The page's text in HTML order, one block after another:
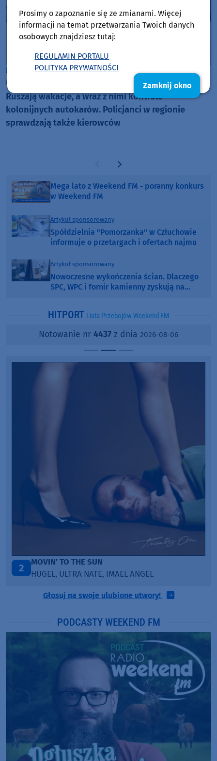
Powiat Starogardzki
niedziela, 28 czerwca 2026, 08:24
Ruszają wakacje, a wraz z nimi kontrole
kolonijnych autokarów. Policjanci w regionie
sprawdzają także kierowców
Poprzednia strona
Następna strona
Mega lato z Weekend FM - poranny konkurs
w Weekend FM
Artykuł sponsorowany
Spółdzielnia "Pomorzanka" w Człuchowie
informuje o przetargach i ofertach najmu
Artykuł sponsorowany
Nowoczesne wykończenia ścian. Dlaczego
SPC, WPC i fornir kamienny zyskują na
HITPORT Lista Przebojów Weekend FM
Notowanie nr 4437 z dnia 2026-08-06
3
ITEPE ITEDE
SANAH
Głosuj na swoje ulubione utwory!
PODCASTY WEEKEND FM
Prosimy o zapoznanie się ze zmianami. Więcej
informacji na temat przetwarzania Twoich danych
osobowych znajdziesz tutaj:
REGULAMIN PORTALU
POLITYKA PRYWATNOŚCI
Zamknij okno